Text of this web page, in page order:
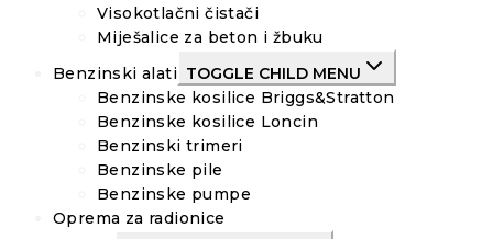
Visokotlačni čistači
Miješalice za beton i žbuku
Benzinski alati TOGGLE CHILD MENU
Benzinske kosilice Briggs&Stratton
Benzinske kosilice Loncin
Benzinski trimeri
Benzinske pile
Benzinske pumpe
Oprema za radionice